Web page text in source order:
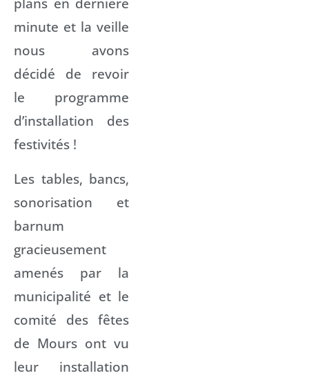
minute et la veille
nous avons
décidé de revoir
le programme
d’installation des
festivités !
Les tables, bancs,
sonorisation et
barnum
gracieusement
amenés par la
municipalité et le
comité des fêtes
de Mours ont vu
leur installation